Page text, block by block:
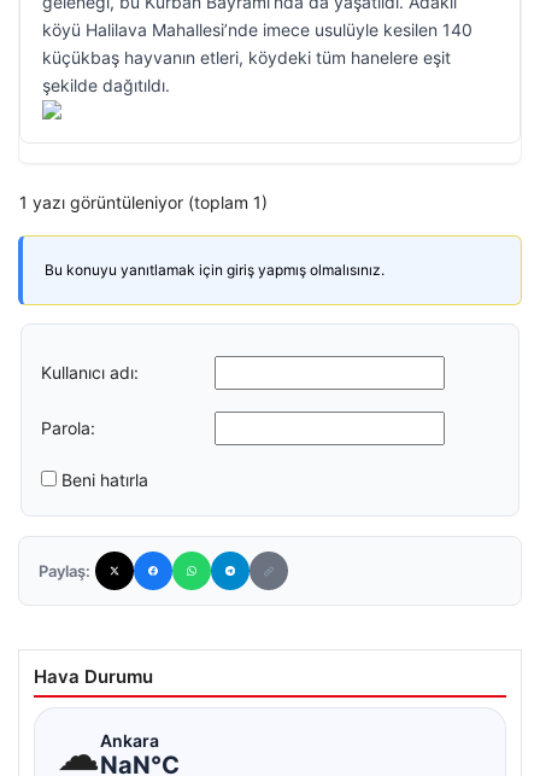
köyü Halilava Mahallesi’nde imece usulüyle kesilen 140
küçükbaş hayvanın etleri, köydeki tüm hanelere eşit
şekilde dağıtıldı.
1 yazı görüntüleniyor (toplam 1)
Bu konuyu yanıtlamak için giriş yapmış olmalısınız.
Kullanıcı adı:
Parola:
Beni hatırla
Paylaş:
Hava Durumu
☁Ankara
NaN°C